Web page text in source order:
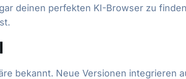
deinen perfekten KI-Browser zu
bekannt. Neue Versionen integrieren